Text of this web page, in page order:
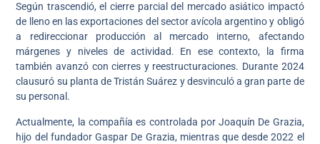
Según trascendió, el cierre parcial del mercado asiático impactó
de lleno en las exportaciones del sector avícola argentino y obligó
a redireccionar producción al mercado interno, afectando
márgenes y niveles de actividad. En ese contexto, la firma
también avanzó con cierres y reestructuraciones. Durante 2024
clausuró su planta de Tristán Suárez y desvinculó a gran parte de
su personal.
Actualmente, la compañía es controlada por Joaquín De Grazia,
hijo del fundador Gaspar De Grazia, mientras que desde 2022 el